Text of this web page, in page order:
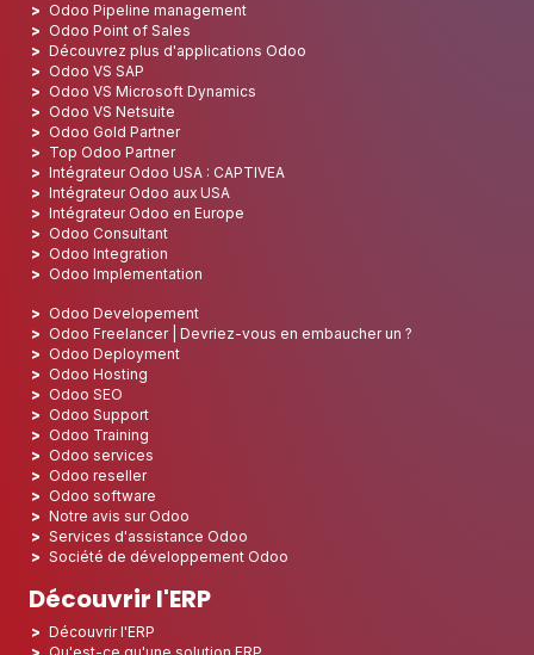
Odoo Pipeline management
Odoo Point of Sales
Découvrez plus d'applications Odoo
Odoo VS SAP
Odoo VS Microsoft Dynamics
Odoo VS Netsuite
Odoo Gold Partner
Top Odoo Partner
Intégrateur Odoo USA : CAPTIVEA
Intégrateur Odoo aux USA
Intégrateur Odoo en Europe
Odoo Consultant
Odoo Integration
Odoo Implementation
Odoo Developement
Odoo Freelancer | Devriez-vous en embaucher un ?
Odoo Deployment
Odoo Hosting
Odoo SEO
Odoo Support
Odoo Training
Odoo services
Odoo reseller
Odoo software
Notre avis sur Odoo
Services d'assistance Odoo
Société de développement Odoo
Découvrir l'ERP
Découvrir l'ERP